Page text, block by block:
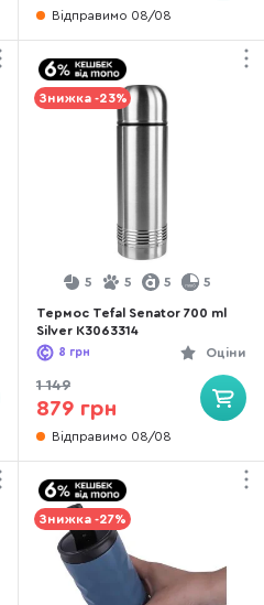
Відправимо 08/08
Знижка -23%
5 5 5 5
Термос Tefal Senator 700 ml
Silver K3063314
Оціни
8 грн
1 149
879 грн
Відправимо 08/08
Знижка -27%